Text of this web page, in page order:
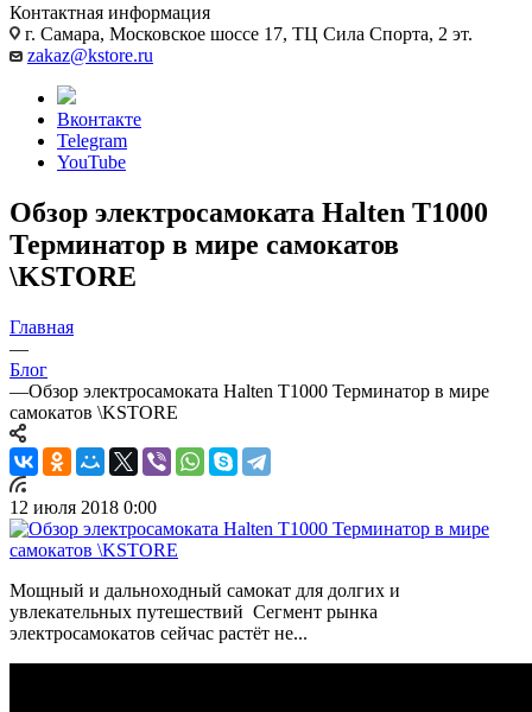
Контактная информация
г. Самара, Московское шоссе 17, ТЦ Сила Спорта, 2 эт.
zakaz@kstore.ru
Вконтакте
Telegram
YouTube
Обзор электросамоката Halten T1000
Терминатор в мире самокатов
\KSTORE
Главная
—
Блог
—Обзор электросамоката Halten T1000 Терминатор в мире
самокатов \KSTORE
12 июля 2018 0:00
Мощный и дальноходный самокат для долгих и
увлекательных путешествий Сегмент рынка
электросамокатов сейчас растёт не...